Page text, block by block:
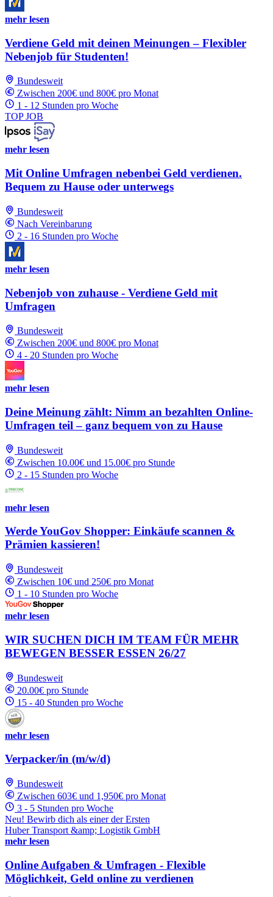
mehr lesen
Verdiene Geld mit deinen Meinungen – Flexibler
Nebenjob für Studenten!
Bundesweit
Zwischen 200€ und 800€ pro Monat
1 - 12 Stunden pro Woche
TOP JOB
mehr lesen
Mit Online Umfragen nebenbei Geld verdienen.
Bequem zu Hause oder unterwegs
Bundesweit
Nach Vereinbarung
2 - 16 Stunden pro Woche
mehr lesen
Nebenjob von zuhause - Verdiene Geld mit
Umfragen
Bundesweit
Zwischen 200€ und 800€ pro Monat
4 - 20 Stunden pro Woche
mehr lesen
Deine Meinung zählt: Nimm an bezahlten Online-
Umfragen teil – ganz bequem von zu Hause
Bundesweit
Zwischen 10.00€ und 15.00€ pro Stunde
2 - 15 Stunden pro Woche
mehr lesen
Werde YouGov Shopper: Einkäufe scannen &
Prämien kassieren!
Bundesweit
Zwischen 10€ und 250€ pro Monat
1 - 10 Stunden pro Woche
mehr lesen
WIR SUCHEN DICH IM TEAM FÜR MEHR
BEWEGEN BESSER ESSEN 26/27
Bundesweit
20.00€ pro Stunde
15 - 40 Stunden pro Woche
mehr lesen
Verpacker/in (m/w/d)
Bundesweit
Zwischen 603€ und 1,950€ pro Monat
3 - 5 Stunden pro Woche
Neu! Bewirb dich als einer der Ersten
Huber Transport &amp; Logistik GmbH
mehr lesen
Online Aufgaben & Umfragen - Flexible
Möglichkeit, Geld online zu verdienen